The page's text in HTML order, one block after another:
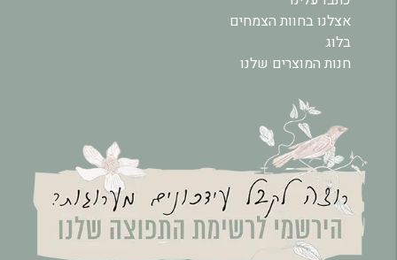
אצלנו בחוות הצמחים
בלוג
חנות המוצרים שלנו